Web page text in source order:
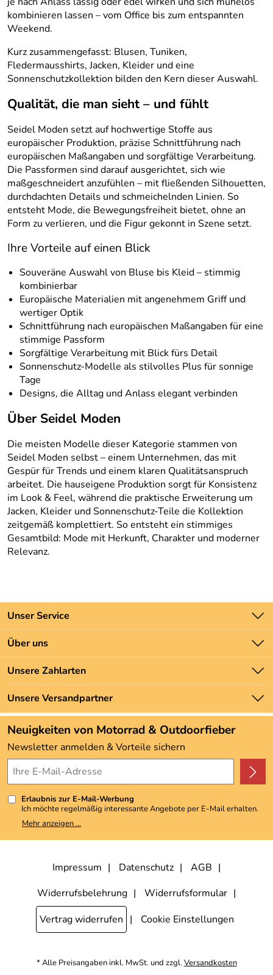
kombinieren lassen – vom Office bis zum entspannten
Weekend.
Kurz zusammengefasst: Blusen, Tuniken,
Fledermausshirts, Jacken, Kleider und eine
Sonnenschutzkollektion bilden den Kern dieser Auswahl.
Qualität, die man sieht – und fühlt
Seidel Moden setzt auf hochwertige Stoffe aus
europäischer Produktion, präzise Schnittführung nach
europäischen Maßangaben und sorgfältige Verarbeitung.
Die Passformen sind darauf ausgerichtet, sich wie
maßgeschneidert anzufühlen – mit fließenden Silhouetten,
durchdachten Details und schmeichelnden Linien. So
entsteht Mode, die Bewegungsfreiheit bietet, ohne an
Form zu verlieren, und die Figur gekonnt in Szene setzt.
Ihre Vorteile auf einen Blick
Souveräne Auswahl von Bluse bis Kleid – stimmig
kombinierbar
Europäische Materialien mit angenehmem Griff und
wertiger Optik
Schnittführung nach europäischen Maßangaben für eine
stimmige Passform
Sorgfältige Verarbeitung mit Blick fürs Detail
Sonnenschutz-Modelle als stilvolles Plus für sonnige
Tage
Designs, die Alltag und Anlass elegant verbinden
Über Seidel Moden
Die meisten Modelle dieser Kategorie stammen von
Seidel Moden selbst – einem Unternehmen, das mit
Gespür für Trends und einem klaren Qualitätsanspruch
arbeitet. Die hauseigene Produktion sorgt für Konsistenz
im Look & Feel, während die praktische Erweiterung um
Jacken, Kleider und Sonnenschutz-Teile die Kollektion
zeitgemäß komplettiert. So entsteht ein stimmiges
Gesamtbild: Mode mit Herkunft, Charakter und moderner
Relevanz.
Unser Service
Kontakt
Batteriegesetz
Newsletter
Zahlung und Versand
Über uns
Unsere Bestseller
Marken
Neu
Angebote
Kundenbewertungen (3.493)
4,9/5*****
Unsere Zahlarten
Unsere Versandpartner
Neuigkeiten von Motorrad & Outdoorfieber
Newsletter anmelden & Vorteile sichern
Erlaubnis zur E-Mail-Werbung
Ich möchte regelmäßig interessante Angebote per E-Mail erhalten.
Meine E-Mail-Adresse wird nicht an andere Unternehmen
weitergegeben. Zu statistischen Zwecken wird in anonymer Form
kann ich jederzeit mit Wirkung für die Zukunft widerrufen, indem ich
den Link "Abmelden" am Ende des Newsletters anklicke. Die
Mehr anzeigen ...
Impressum Datenschutz
AGB
Widerrufsbelehrung
Widerrufsformular
Vertrag widerrufen
Cookie Einstellungen
* Alle Preisangaben inkl. MwSt. und zzgl.Versandkosten